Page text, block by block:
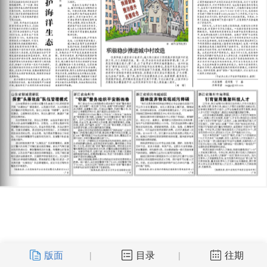
版面 | 目录 | 往期